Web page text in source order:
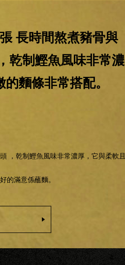
長時間熬煮豬骨與
乾制鰹魚風味非常濃
麵條非常搭配。
，乾制鰹魚風味非常濃厚，它與柔軟且
的滿意係蘸麵。